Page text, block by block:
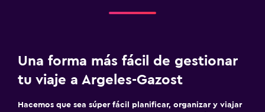
Una forma más fácil de gestionar
tu viaje a Argeles-Gazost
Hacemos que sea súper fácil planificar, organizar y viajar